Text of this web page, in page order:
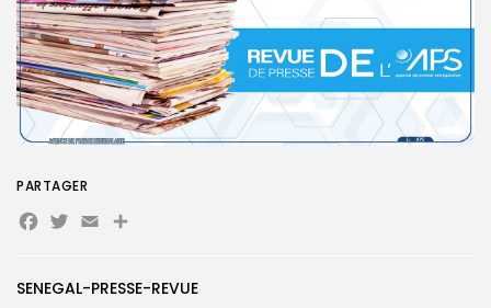
for:
SENEGAL-PRESSE-REVUE
PARTAGER
Facebook
Twitter
EmailPartager